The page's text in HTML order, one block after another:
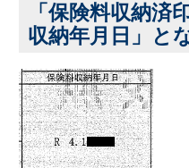
「保険料収納
収納年月日」と